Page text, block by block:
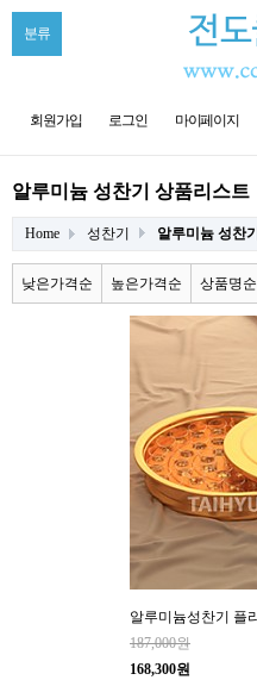
분류
회원가입 로그인 마이페이지
알루미늄 성찬기 상품리스트
Home 성찬기 알루미늄 성찬기
낮은가격순 높은가격순 상품명순
알루미늄성찬기 플
187,000원
168,300원